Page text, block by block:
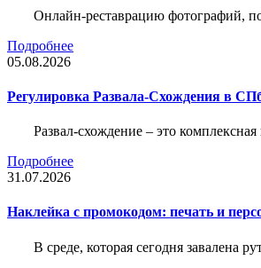
Онлайн-реставрацию фотографий,
Подробнее
05.08.2026
Регулировка Развала-Схождения в
Развал-схождение – это
Подробнее
31.07.2026
Наклейка c промокодом: печать и
В среде, которая сегодня завалена